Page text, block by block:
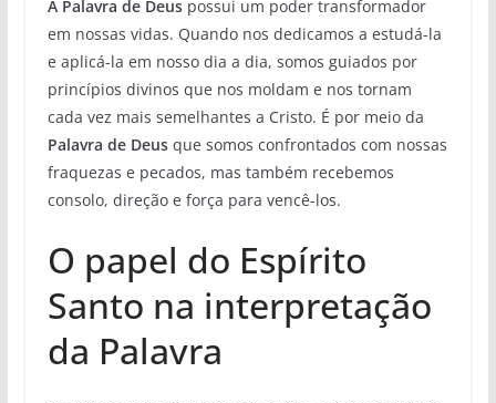
A Palavra de Deuspossui um poder transformador
em nossas vidas. Quando nos dedicamos a estudá-la
e aplicá-la em nosso dia a dia, somos guiados por
princípios divinos que nos moldam e nos tornam
cada vez mais semelhantes a Cristo. É por meio da
Palavra de Deusque somos confrontados com nossas
fraquezas e pecados, mas também recebemos
consolo, direção e força para vencê-los.
O papel do Espírito
Santo na interpretação
da Palavra